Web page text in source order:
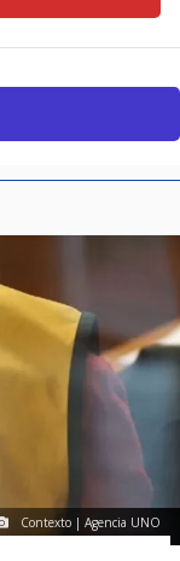
Contexto | Agencia UNO